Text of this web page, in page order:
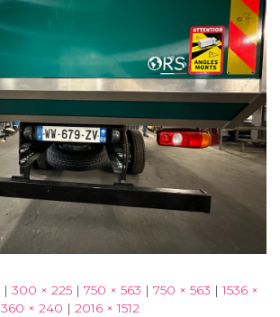
| 300 × 225 | 750 × 563 | 750 × 563 | 1536 ×
360 × 240 | 2016 × 1512